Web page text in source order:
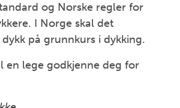
og Norske regler for
I Norge skal det
på grunnkurs i dykking.
en lege godkjenne deg for